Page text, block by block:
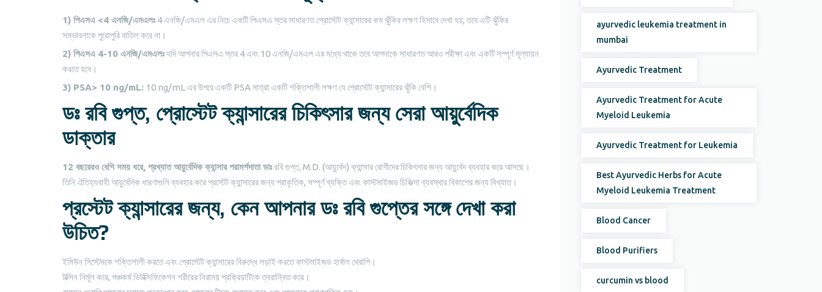
1) পিএসএ <4 এনজি/এমএলঃ 4 এনজি/এমএল এর নিচে একটি পিএসএ স্তর সাধারণত প্রোস্টেট ক্যান্সারের কম ঝুঁকির লক্ষণ হিসাবে দেখা হয়, তবে এটি ঝুঁকির
সম্ভাবনাকে পুরোপুরি বাতিল করে না।
2) পিএসএ 4-10 এনজি/এমএলঃযদি আপনার পিএসএ স্তর 4 এবং 10 এনজি/এমএল এর মধ্যে থাকে তবে আপনাকে সাধারণত আরও পরীক্ষা এবং একটি সম্পূর্ণ মূল্যায়ন
করতে হবে।
3) PSA> 10 ng/mL: 10 ng/mL এর উপরে একটি PSA মাত্রা একটি শক্তিশালী লক্ষণ যে প্রোস্টেট ক্যান্সারের ঝুঁকি বেশি।
ডঃ রবি গুপ্ত, প্রোস্টেট ক্যান্সারের চিকিৎসার জন্য সেরা আয়ুর্বেদিক
ডাক্তার
12 বছরেরও বেশি সময় ধরে, প্রখ্যাত আয়ুর্বেদিক ক্যান্সার পরামর্শদাতা ডাঃরবি গুপ্ত, M.D. (আয়ুর্বেদ) ক্যান্সার রোগীদের চিকিৎসার জন্য আয়ুর্বেদ ব্যবহার করে আসছে।
তিনি ঐতিহ্যবাহী আয়ুর্বেদিক ধারণাগুলি ব্যবহার করে প্রস্টেট ক্যান্সারের জন্য প্রাকৃতিক, সম্পূর্ণ ব্যক্তি এবং কাস্টমাইজড চিকিত্সা ব্যবস্থার বিকাশের জন্য বিখ্যাত।
প্রস্টেট ক্যান্সারের জন্য, কেন আপনার ডঃ রবি গুপ্তের সঙ্গে দেখা করা
উচিত?
ইমিউন সিস্টেমকে শক্তিশালী করতে এবং প্রোস্টেট ক্যান্সারের বিরুদ্ধে লড়াই করতে কাস্টমাইজড হার্বাল থেরাপি।
টক্সিন নির্মূল করে, পঞ্চকর্ম ডিটক্সিফিকেশন শরীরের নিরাময় প্রক্রিয়াটিকে ত্বরান্বিত করে।
ayurvedic leukemia treatment in
mumbai
Ayurvedic Treatment
Ayurvedic Treatment for Acute
Myeloid Leukemia
Ayurvedic Treatment for Leukemia
Best Ayurvedic Herbs for Acute
Myeloid Leukemia Treatment
Blood Cancer
Blood Purifiers
curcumin vs blood